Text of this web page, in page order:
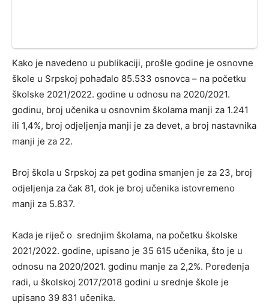
Kako je navedeno u publikaciji, prošle godine je osnovne
škole u Srpskoj pohađalo 85.533 osnovca – na početku
školske 2021/2022. godine u odnosu na 2020/2021.
godinu, broj učenika u osnovnim školama manji za 1.241
ili 1,4%, broj odjeljenja manji je za devet, a broj nastavnika
manji je za 22.
Broj škola u Srpskoj za pet godina smanjen je za 23, broj
odjeljenja za čak 81, dok je broj učenika istovremeno
manji za 5.837.
Kada je riječ o srednjim školama, na početku školske
2021/2022. godine, upisano je 35 615 učenika, što je u
odnosu na 2020/2021. godinu manje za 2,2%. Poređenja
radi, u školskoj 2017/2018 godini u srednje škole je
upisano 39 831 učenika.